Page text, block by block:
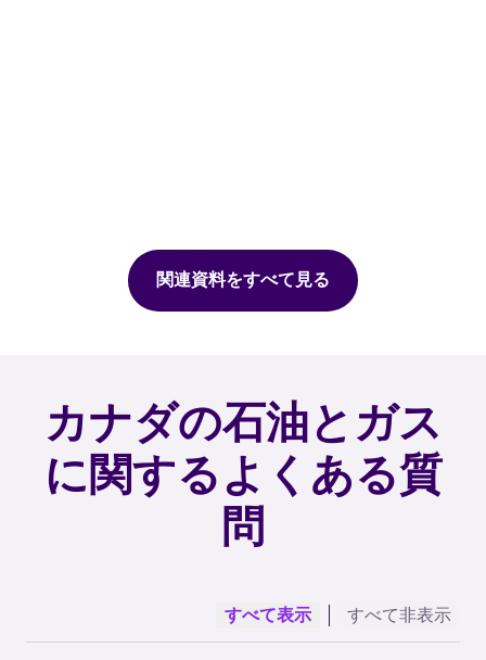
関連資料をすべて見る
カナダの石油とガス
に関するよくある質
問
すべて表示 すべて非表示